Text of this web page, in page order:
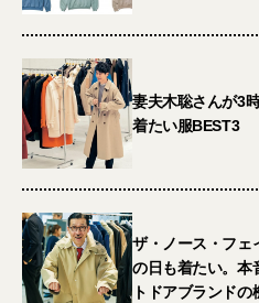
妻夫木聡さんが3
着たい服BEST3
ザ・ノース・フェ
の日も着たい。本
トドアブランド